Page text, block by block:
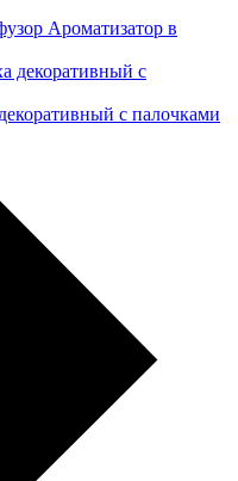
Ароматизатор в
с палочками